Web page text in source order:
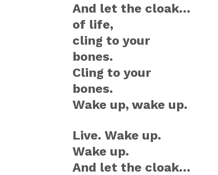
And let the cloak…
of life,
cling to your
bones.
Cling to your
bones.
Wake up, wake up.
Live. Wake up.
Wake up.
And let the cloak…